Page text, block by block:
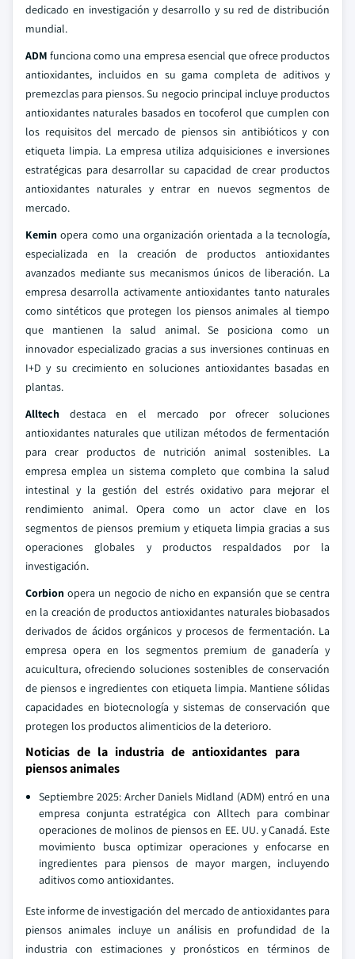
dedicado en investigación y desarrollo y su red de distribución
mundial.
ADM funciona como una empresa esencial que ofrece productos
antioxidantes, incluidos en su gama completa de aditivos y
premezclas para piensos. Su negocio principal incluye productos
antioxidantes naturales basados en tocoferol que cumplen con
los requisitos del mercado de piensos sin antibióticos y con
etiqueta limpia. La empresa utiliza adquisiciones e inversiones
estratégicas para desarrollar su capacidad de crear productos
antioxidantes naturales y entrar en nuevos segmentos de
mercado.
Kemin opera como una organización orientada a la tecnología,
especializada en la creación de productos antioxidantes
avanzados mediante sus mecanismos únicos de liberación. La
empresa desarrolla activamente antioxidantes tanto naturales
como sintéticos que protegen los piensos animales al tiempo
que mantienen la salud animal. Se posiciona como un
innovador especializado gracias a sus inversiones continuas en
I+D y su crecimiento en soluciones antioxidantes basadas en
plantas.
Alltech destaca en el mercado por ofrecer soluciones
antioxidantes naturales que utilizan métodos de fermentación
para crear productos de nutrición animal sostenibles. La
empresa emplea un sistema completo que combina la salud
intestinal y la gestión del estrés oxidativo para mejorar el
rendimiento animal. Opera como un actor clave en los
segmentos de piensos premium y etiqueta limpia gracias a sus
operaciones globales y productos respaldados por la
investigación.
Corbion opera un negocio de nicho en expansión que se centra
en la creación de productos antioxidantes naturales biobasados
derivados de ácidos orgánicos y procesos de fermentación. La
empresa opera en los segmentos premium de ganadería y
acuicultura, ofreciendo soluciones sostenibles de conservación
de piensos e ingredientes con etiqueta limpia. Mantiene sólidas
capacidades en biotecnología y sistemas de conservación que
protegen los productos alimenticios de la deterioro.
Noticias de la industria de antioxidantes para
piensos animales
Septiembre 2025: Archer Daniels Midland (ADM) entró en una
empresa conjunta estratégica con Alltech para combinar
operaciones de molinos de piensos en EE. UU. y Canadá. Este
movimiento busca optimizar operaciones y enfocarse en
ingredientes para piensos de mayor margen, incluyendo
aditivos como antioxidantes.
Este informe de investigación del mercado de antioxidantes para
piensos animales incluye un análisis en profundidad de la
industria con estimaciones y pronósticos en términos de